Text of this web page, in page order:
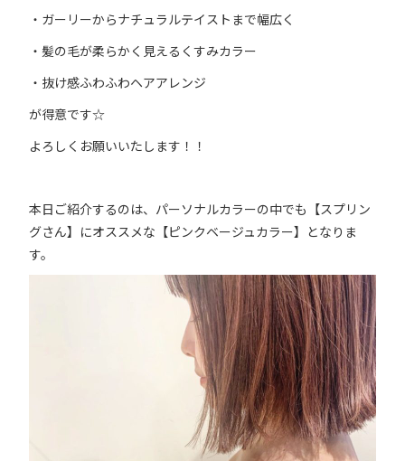
・ガーリーからナチュラルテイストまで幅広く
・髪の毛が柔らかく見えるくすみカラー
・抜け感ふわふわヘアアレンジ
が得意です☆
よろしくお願いいたします！！
本日ご紹介するのは、パーソナルカラーの中でも【スプリン
グさん】にオススメな【ピンクベージュカラー】となりま
す。